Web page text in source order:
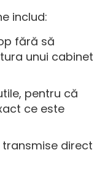
includ:
fără să
unui cabinet
pentru că
ce este
direct